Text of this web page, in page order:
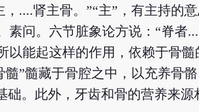
，....肾主骨。”“主”，有主持的
素问。六节脏象论方说：“脊者
以能起这样的作用，依赖于骨
髓”髓藏于骨腔之中，以充养骨
础。此外，牙齿和骨的营养来